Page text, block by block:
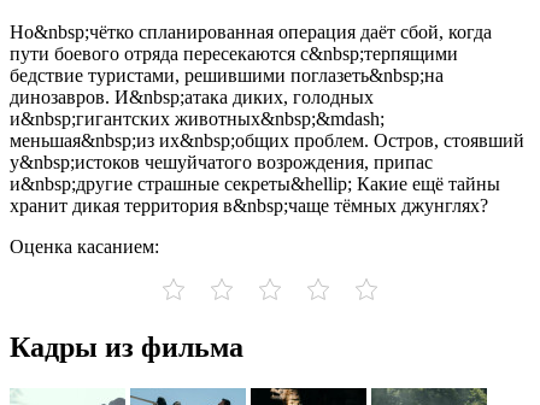
Но&nbsp;чётко спланированная операция даёт сбой, когда
пути боевого отряда пересекаются с&nbsp;терпящими
бедствие туристами, решившими поглазеть&nbsp;на
динозавров. И&nbsp;атака диких, голодных
и&nbsp;гигантских животных&nbsp;&mdash;
меньшая&nbsp;из их&nbsp;общих проблем. Остров, стоявший
у&nbsp;истоков чешуйчатого возрождения, припас
и&nbsp;другие страшные секреты&hellip; Какие ещё тайны
хранит дикая территория в&nbsp;чаще тёмных джунглях?
Оценка касанием:
Кадры из фильма